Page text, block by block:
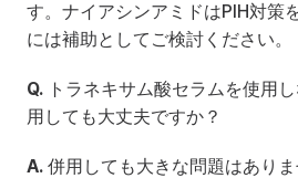
す。ナイアシンアミドはPIH対策
には補助としてご検討ください。
Q. トラネキサム酸セラムを使用
用しても大丈夫ですか？
A. 併用しても大きな問題はあり